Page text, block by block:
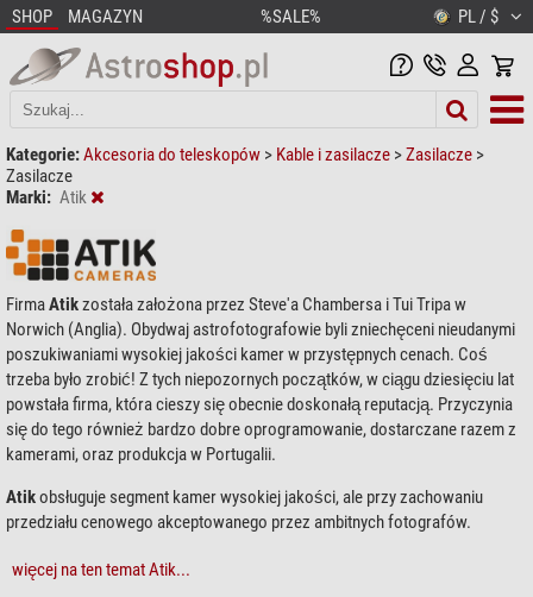
SHOP MAGAZYN %SALE% PL / $
Kategorie:Akcesoria do teleskopów > Kable i zasilacze >Zasilacze >
Zasilacze
Marki: Atik
FirmaAtikzostała założona przez Steve'a Chambersa i Tui Tripa w
Norwich (Anglia). Obydwaj astrofotografowie byli zniechęceni nieudanymi
poszukiwaniami wysokiej jakości kamer w przystępnych cenach. Coś
trzeba było zrobić! Z tych niepozornych początków, w ciągu dziesięciu lat
powstała firma, która cieszy się obecnie doskonałą reputacją. Przyczynia
się do tego również bardzo dobre oprogramowanie, dostarczane razem z
kamerami, oraz produkcja w Portugalii.
Atikobsługuje segment kamer wysokiej jakości, ale przy zachowaniu
przedziału cenowego akceptowanego przez ambitnych fotografów.
więcej na ten temat Atik...